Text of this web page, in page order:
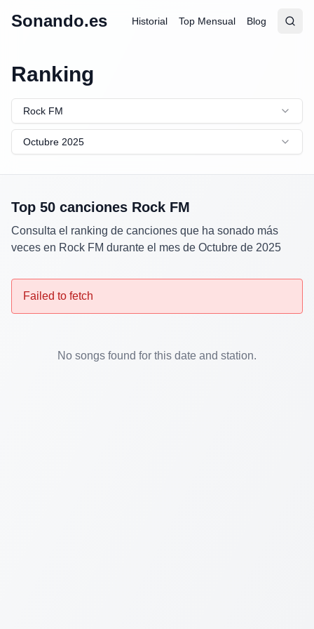
Sonando.es Historial Top Mensual Blog
Abrir
Ranking
Rock FM
Octubre 2025
Top 50 canciones Rock FM
Consulta el ranking de canciones que ha sonado más
veces en Rock FM durante el mes de Octubre de 2025
Failed to fetch
No songs found for this date and station.